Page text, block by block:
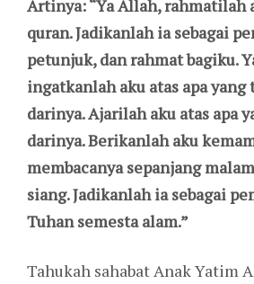
Artinya: “Ya Allah, rahmatilah
quran. Jadikanlah ia sebagai
petunjuk, dan rahmat bagiku.
ingatkanlah aku atas apa
darinya. Ajarilah aku atas apa
darinya. Berikanlah aku
membacanya sepanjang
siang. Jadikanlah ia sebagai
Tuhan semesta alam.”
Tahukah sahabat Anak Yatim